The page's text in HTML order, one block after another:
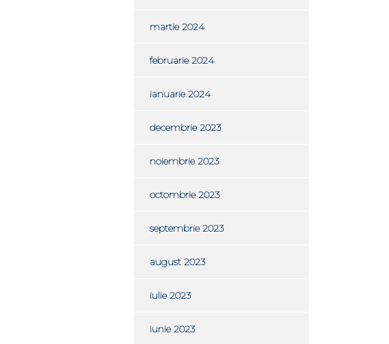
martie 2024
februarie 2024
ianuarie 2024
decembrie 2023
noiembrie 2023
octombrie 2023
septembrie 2023
august 2023
iulie 2023
iunie 2023